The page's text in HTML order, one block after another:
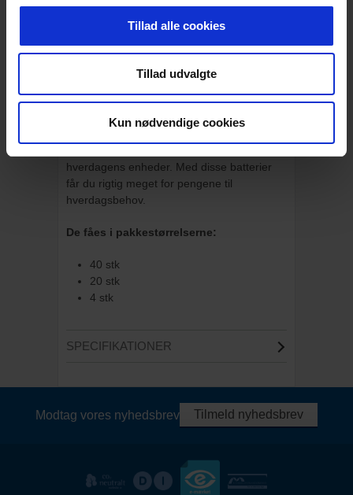
Tillad alle cookies
Tillad udvalgte
Kun nødvendige cookies
BESKRIVELSE
Philips AAA batterier - flere
pakkestørrelser
hverdagens enheder. Med disse batterier
får du rigtig meget for pengene til
hverdagsbehov.
De fåes i pakkestørrelserne:
40 stk
20 stk
4 stk
SPECIFIKATIONER
Modtag vores nyhedsbrev Tilmeld nyhedsbrev